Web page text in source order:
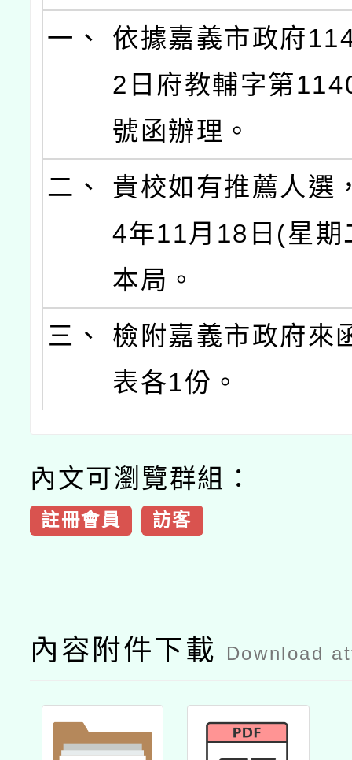
一、
依據嘉義市政府
2日府教輔字第
號函辦理。
二、
貴校如有推薦人選
4年11月18日(星期
本局。
三、
檢附嘉義市政府來
表各1份。
內文可瀏覽群組：
註冊會員 訪客
內容附件下載 Download